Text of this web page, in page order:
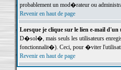
probablement un mod�rateur ou
Revenir en haut de page
Lorsque je clique sur le lien e-mail d'un
D�sol�, mais seuls les utilisateurs
fonctionnalit�). Ceci, pour �viter
Revenir en haut de page